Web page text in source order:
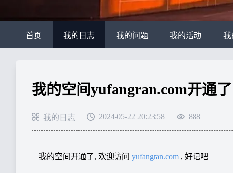
首页 我的日志 我的问题 我的活动 我
我的空间yufangran.com开通了
我的日志 2024-05-22 20:23:58 888
我的空间开通了, 欢迎访问 yufangran.com , 好记吧